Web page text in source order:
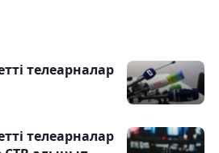
телеарналар
телеарналар